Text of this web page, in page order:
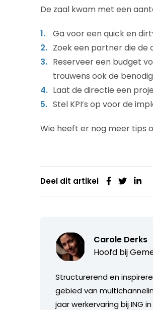
De zaal kwam met een
Ga voor een quick en
Zoek een partner die de
Reserveer een budget
trouwens ook de
Laat de directie een
Stel KPI’s op voor de
Wie heeft er nog meer tips
Deel dit artikel
Carole Derks
Hoofd bij
Structurerend en
gebied van
jaar werkervaring bij ING